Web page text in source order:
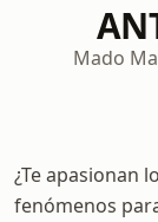
Mado
¿Te apasionan
fenómenos